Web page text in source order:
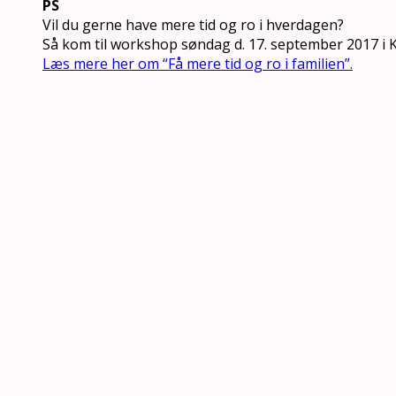
PS
Vil du gerne have mere tid og ro i hverdagen?
Så kom til workshop søndag d. 17. september 2017 i
Læs mere her om “Få mere tid og ro i familien”.